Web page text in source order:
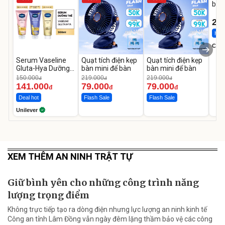
Serum Vaseline
Gluta-Hya Dưỡng
Da Sáng Mịn Sau 7
Ngày
150.000đ
141.000đ
Deal hot
Unilever
Quạt tích điện kẹp
bàn mini để bàn
219.000đ
79.000đ
Flash Sale
Quạt tích điện kẹp
bàn mini để bàn
219.000đ
79.000đ
Flash Sale
bé
Hot
XEM THÊM AN NINH TRẬT TỰ
Giữ bình yên cho những công trình năng
lượng trọng điểm
Không trực tiếp tạo ra dòng điện nhưng lực lượng an ninh kinh tế
Công an tỉnh Lâm Đồng vẫn ngày đêm lặng thầm bảo vệ các công